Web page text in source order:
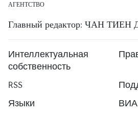
АГЕНТСТВО
Главный редактор: ЧАН ТИЕН
Интеллектуальная
собственность
RSS
Языки
ВИА